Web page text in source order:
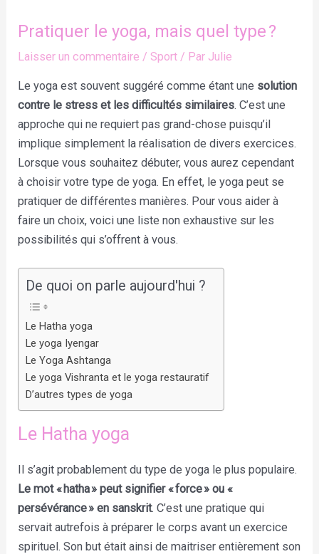
Pratiquer le yoga, mais quel type ?
Laisser un commentaire /Sport / Par Julie
Le yoga est souvent suggéré comme étant une solution
contre le stress et les difficultés similaires. C’est une
approche qui ne requiert pas grand-chose puisqu’il
implique simplement la réalisation de divers exercices.
Lorsque vous souhaitez débuter, vous aurez cependant
à choisir votre type de yoga. En effet, le yoga peut se
pratiquer de différentes manières. Pour vous aider à
faire un choix, voici une liste non exhaustive sur les
possibilités qui s’offrent à vous.
De quoi on parle aujourd'hui ?
Le Hatha yoga
Le yoga Iyengar
Le Yoga Ashtanga
Le yoga Vishranta et le yoga restauratif
D’autres types de yoga
Le Hatha yoga
Il s’agit probablement du type de yoga le plus populaire.
Le mot « hatha » peut signifier « force » ou «
persévérance » en sanskrit. C’est une pratique qui
servait autrefois à préparer le corps avant un exercice
spirituel. Son but était ainsi de maitriser entièrement son